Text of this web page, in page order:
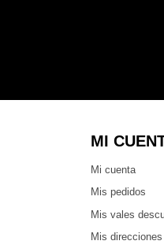
MI
Mi cuenta
Mis pedidos
Mis vales
Mis direcciones